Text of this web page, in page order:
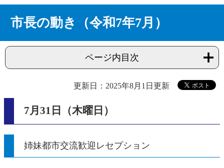
市長の動き（令和7年7月）
ページ内目次
更新日：2025年8月1日更新
7月31日（木曜日）
姉妹都市交流歓迎レセプション